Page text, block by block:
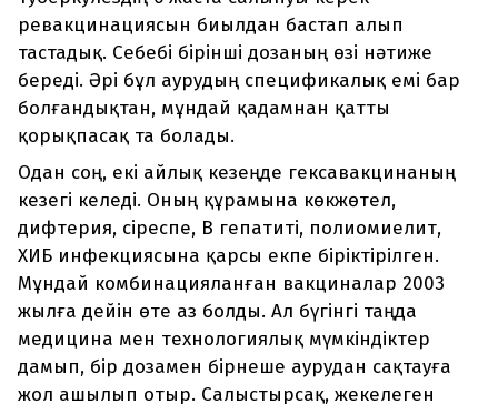
ревакцинациясын биылдан бастап алып
тастадық. Себебі бірінші дозаның өзі нәтиже
береді. Әрі бұл аурудың спецификалық емі бар
болғандықтан, мұндай қадамнан қатты
қорықпасақ та болады.
Одан соң, екі айлық кезеңде гексавакцинаның
кезегі келеді. Оның құрамына көкжөтел,
дифтерия, сіреспе, В гепатиті, полиомиелит,
ХИБ инфекциясына қарсы екпе біріктірілген.
Мұндай комбинацияланған вакциналар 2003
жылға дейін өте аз болды. Ал бүгінгі таңда
медицина мен технологиялық мүмкіндіктер
дамып, бір дозамен бірнеше аурудан сақтауға
жол ашылып отыр. Салыстырсақ, жекелеген